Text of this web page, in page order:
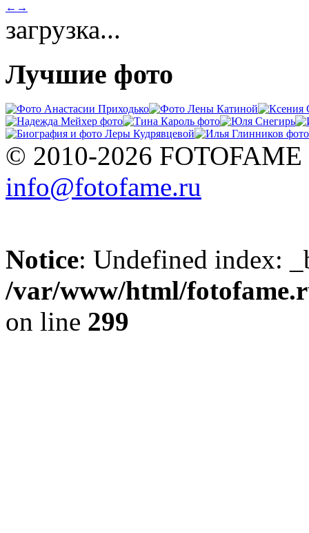
← →
загрузка...
Лучшие фото
© 2010-2026 FOTOFAME
info@fotofame.ru
Notice: Undefined index:
/var/www/html/
on line 299